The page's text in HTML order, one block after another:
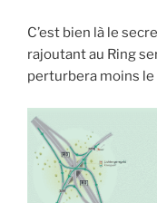
C’est bien là le
rajoutant au Ring
perturbera moins le